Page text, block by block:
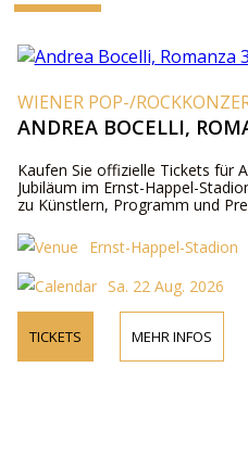
WIENER POP-/
ANDREA BOCELLI,
Kaufen Sie offizielle Tickets für
Jubiläum im Ernst-Happel-
zu Künstlern, Programm und
Ernst-Happel-Stadion
Sa. 22 Aug. 2026
TICKETS MEHR INFOS